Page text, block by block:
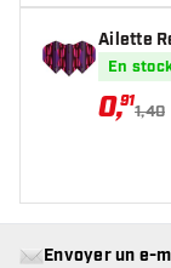
Ailette
Pink
En
0,91
1,40
Envoyer un e-